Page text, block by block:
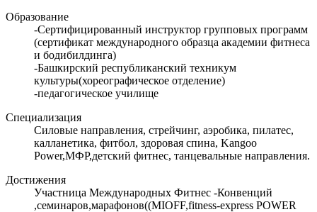
Образование
-Сертифицированный инструктор групповых программ
(сертификат международного образца академии фитнеса
и бодибилдинга)
-Башкирский республиканский техникум
культуры(хореографическое отделение)
-педагогическое училище
Специализация
Силовые направления, стрейчинг, аэробика, пилатес,
калланетика, фитбол, здоровая спина, Kangoo
Power,МФР,детский фитнес, танцевальные направления.
Достижения
Участница Международных Фитнес -Конвенций
,семинаров,марафонов((MIOFF,fitness-express POWER